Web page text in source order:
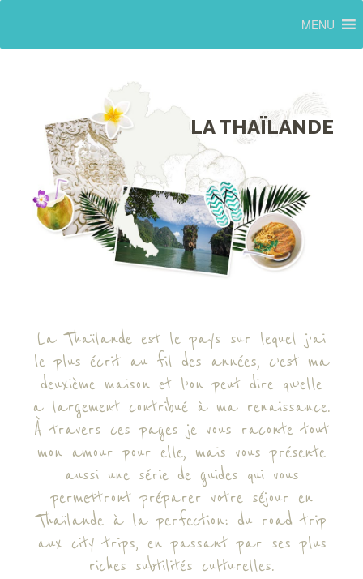
MENU
LA THAÏLANDE
La Thaïlande est le pays sur lequel j’ai
le plus écrit au fil des années, c’est ma
deuxième maison et l’on peut dire qu’elle
a largement contribué à ma renaissance.
À travers ces pages je vous raconte tout
mon amour pour elle, mais vous présente
aussi une série de guides qui vous
permettront préparer votre séjour en
Thaïlande à la perfection: du road trip
aux city trips, en passant par ses plus
riches subtilités culturelles.